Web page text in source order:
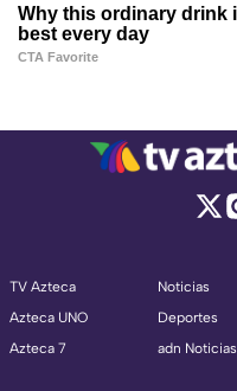
TV Azteca
Azteca UNO
Azteca 7
Noticias
Deportes
adn Noticias